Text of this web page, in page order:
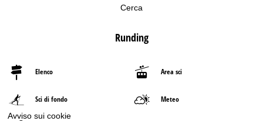
Avviso sui cookie
Cerca
Runding
Elenco Area sci
Sci di fondo Meteo